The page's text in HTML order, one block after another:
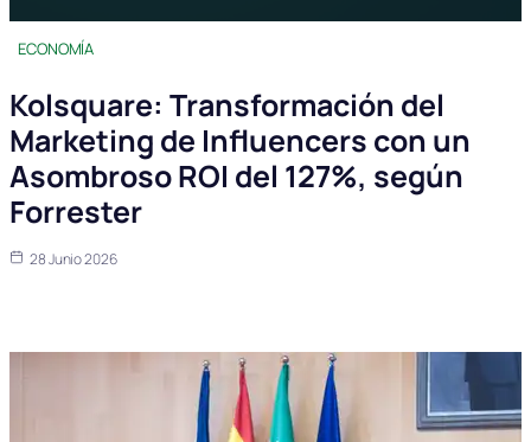
ECONOMÍA
Kolsquare: Transformación del
Marketing de Influencers con un
Asombroso ROI del 127%, según
Forrester
28 Junio 2026